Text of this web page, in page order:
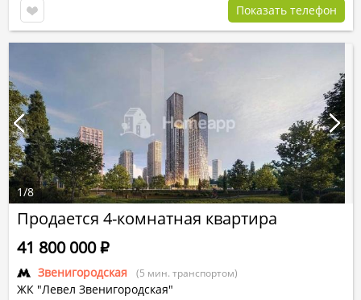
Показать телефон
Продается 4-комнатная квартира
Звенигородская (5 мин. транспортом)
ЖК "Левел Звенигородская"
41 800 000Р
1/8